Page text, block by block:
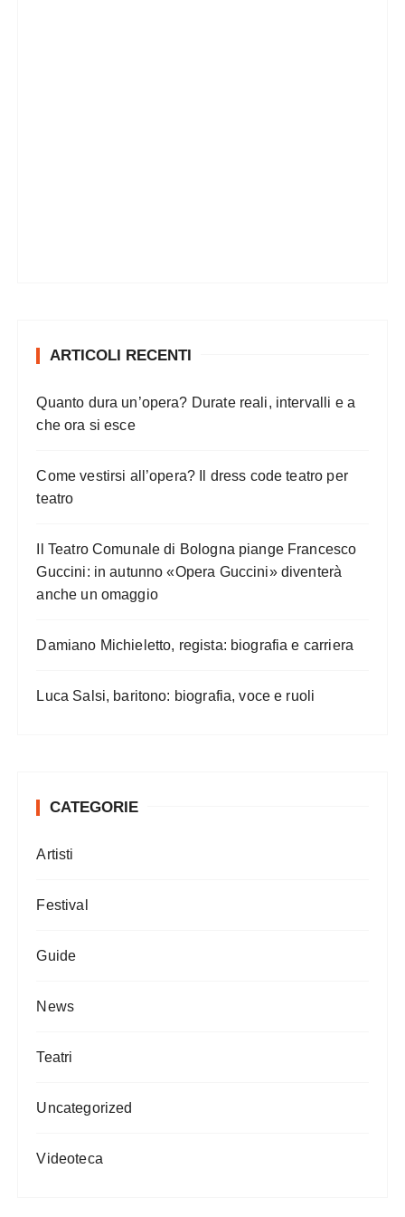
ARTICOLI RECENTI
Quanto dura un’opera? Durate reali, intervalli e a
che ora si esce
Come vestirsi all’opera? Il dress code teatro per
teatro
Il Teatro Comunale di Bologna piange Francesco
Guccini: in autunno «Opera Guccini» diventerà
anche un omaggio
Damiano Michieletto, regista: biografia e carriera
Luca Salsi, baritono: biografia, voce e ruoli
CATEGORIE
Artisti
Festival
Guide
News
Teatri
Uncategorized
Videoteca